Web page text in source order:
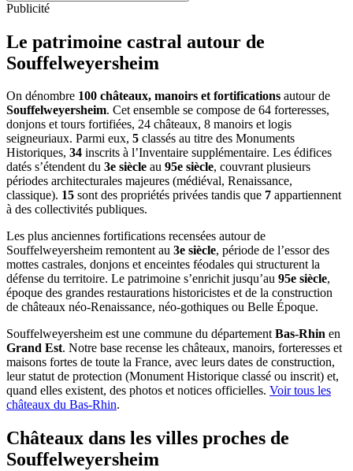
Publicité
Le patrimoine castral autour de
Souffelweyersheim
On dénombre 100 châteaux, manoirs et fortifications autour de
Souffelweyersheim. Cet ensemble se compose de 64 forteresses,
donjons et tours fortifiées, 24 châteaux, 8 manoirs et logis
seigneuriaux. Parmi eux, 5 classés au titre des Monuments
Historiques, 34 inscrits à l’Inventaire supplémentaire. Les édifices
datés s’étendent du 3e siècle au 95e siècle, couvrant plusieurs
périodes architecturales majeures (médiéval, Renaissance,
classique). 15 sont des propriétés privées tandis que 7 appartiennent
à des collectivités publiques.
Les plus anciennes fortifications recensées autour de
Souffelweyersheim remontent au 3e siècle, période de l’essor des
mottes castrales, donjons et enceintes féodales qui structurent la
défense du territoire. Le patrimoine s’enrichit jusqu’au 95e siècle,
époque des grandes restaurations historicistes et de la construction
de châteaux néo-Renaissance, néo-gothiques ou Belle Époque.
Souffelweyersheim est une commune du départementBas-Rhin en
Grand Est. Notre base recense les châteaux, manoirs, forteresses et
maisons fortes de toute la France, avec leurs dates de construction,
leur statut de protection (Monument Historique classé ou inscrit) et,
quand elles existent, des photos et notices officielles. Voir tous les
châteaux du Bas-Rhin.
Châteaux dans les villes proches de
Souffelweyersheim